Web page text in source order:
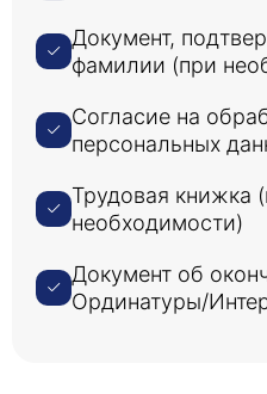
Документ,
фамилии (при
Согласие на
персональных
Трудовая книжка
необходимости)
Документ об
Ординатуры/